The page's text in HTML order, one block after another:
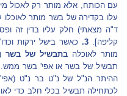
עם הכותח, אלא מותר רק לאכול
עלו בקדירה של בשר מותר
ד"ה מצאתי) חלק עליו בדין זה
קליפה]. 3. כאשר בישל ירקות
מותר לאוכלה בתבשיל של בשר
תבשיל של בשר או אפי' בשר ממש.
ההיתר הנ"ל של נ"ט בר נ"ט
לכתחילה תבשיל בכלי חלב כדי